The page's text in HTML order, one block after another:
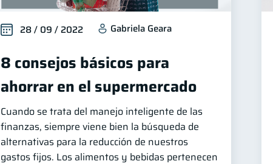
28 / 09 / 2022 Gabriela Geara
8 consejos básicos para
ahorrar en el supermercado
Cuando se trata del manejo inteligente de las
finanzas, siempre viene bien la búsqueda de
alternativas para la reducción de nuestros
gastos fijos. Los alimentos y bebidas pertenecen